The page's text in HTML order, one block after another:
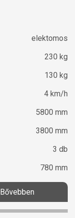
elektomos
230 kg
130 kg
4 km/h
5800 mm
3800 mm
3 db
780 mm
Bővebben